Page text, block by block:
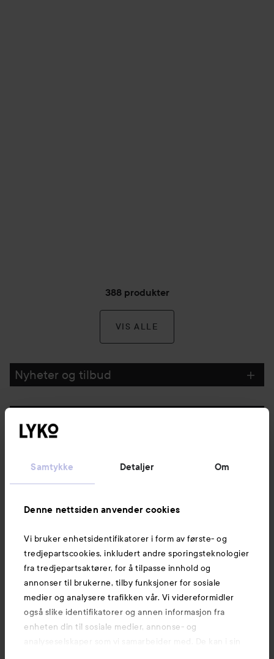
Samtykke Detaljer Om
Denne nettsiden anvender cookies
Vi bruker enhetsidentifikatorer i form av første- og
tredjepartscookies, inkludert andre sporingsteknologier
fra tredjepartsaktører, for å tilpasse innhold og
annonser til brukerne, tilby funksjoner for sosiale
medier og analysere trafikken vår. Vi videreformidler
også slike identifikatorer og annen informasjon fra
enheten din til sosiale medier, annonse- og
analyseselskaper som vi samarbeider med. De kan i sin
388 produkter
VIS ALLE
Nyheter og tilbud
Kundeservice
Informasjon
Også av interesse